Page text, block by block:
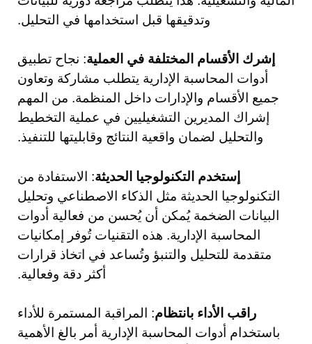
وتدقيقها قبل استخدامها في التحليل.
إشرك الأقسام المختلفة في العملية: نجاح تطبيق
أدوات المحاسبة الإدارية يتطلب مشاركة وتعاون
جميع الأقسام والإدارات داخل المنظمة. من المهم
إشراك المديرين التشغيليين في عملية التخطيط
والتحليل لضمان واقعية النتائج وقابليتها للتنفيذ.
إستخدم التكنولوجيا الحديثة: الاستفادة من
التكنولوجيا الحديثة مثل الذكاء الاصطناعي وتحليل
البيانات الضخمة يُمكن أن يُحسن من فعالية أدوات
المحاسبة الإدارية. هذه التقنيات تُوفر إمكانيات
متقدمة للتحليل والتنبؤ وتُساعد في اتخاذ قرارات
أكثر دقة وفعالية.
راقب الأداء بانتظام: المراقبة المستمرة للأداء
باستخدام أدوات المحاسبة الإدارية أمر بالغ الأهمية